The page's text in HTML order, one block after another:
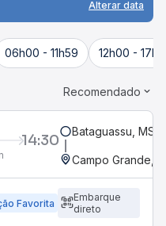
Alterar data
06h00 - 11h59 12h00 -
Recomendado
14:30 Bataguassu, MS
Campo Grande,
Favorita
Embarque
direto